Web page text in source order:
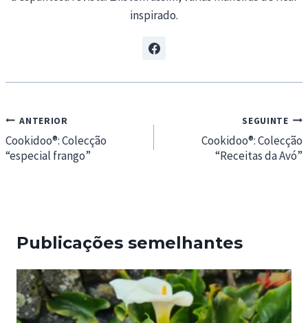
inspirado.
Navegação
de
artigos
ANTERIOR
Cookidoo®: Colecção
“especial frango”
SEGUINTE
Cookidoo®: Colecção
“Receitas da Avó”
Publicações semelhantes